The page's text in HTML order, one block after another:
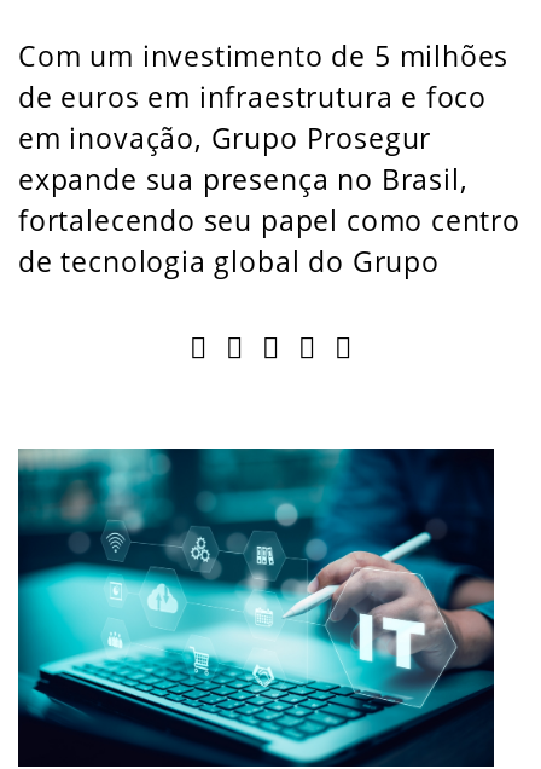
Com um investimento de 5 milhões
de euros em infraestrutura e foco
em inovação, Grupo Prosegur
expande sua presença no Brasil,
fortalecendo seu papel como centro
de tecnologia global do Grupo